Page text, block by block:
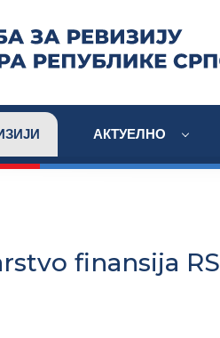
АКТУЕЛНО
finansija RS